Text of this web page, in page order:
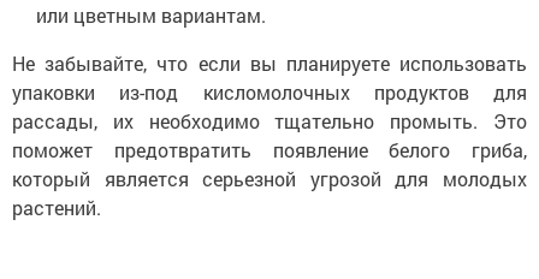
или цветным вариантам.
Не забывайте, что если вы планируете использовать
упаковки из-под кисломолочных продуктов для
рассады, их необходимо тщательно промыть. Это
поможет предотвратить появление белого гриба,
который является серьезной угрозой для молодых
растений.